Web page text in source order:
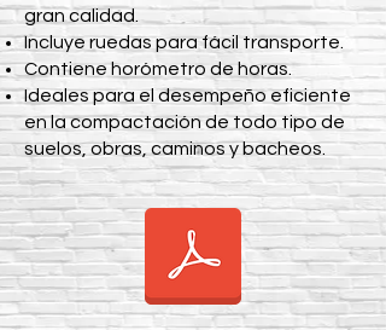
gran calidad.
Incluye ruedas para fácil transporte.
Contiene horómetro de horas.
Ideales para el desempeño eficiente
en la compactación de todo tipo de
suelos, obras, caminos y bacheos.